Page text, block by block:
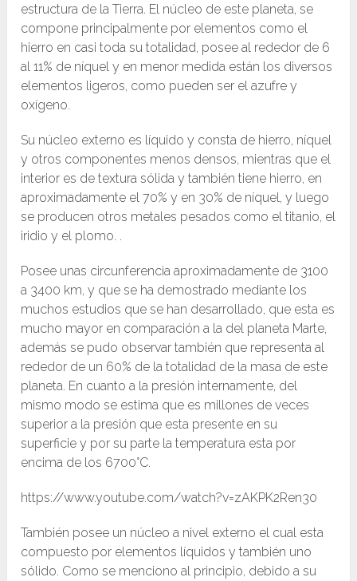
estructura de la Tierra. El núcleo de este planeta, se
compone principalmente por elementos como el
hierro en casi toda su totalidad, posee al rededor de 6
al 11% de níquel y en menor medida están los diversos
elementos ligeros, como pueden ser el azufre y
oxígeno.
Su núcleo externo es líquido y consta de hierro, níquel
y otros componentes menos densos, mientras que el
interior es de textura sólida y también tiene hierro, en
aproximadamente el 70% y en 30% de níquel, y luego
se producen otros metales pesados ​​como el titanio, el
iridio y el plomo. .
Posee unas circunferencia aproximadamente de 3100
a 3400 km, y que se ha demostrado mediante los
muchos estudios que se han desarrollado, que esta es
mucho mayor en comparación a la del planeta Marte,
además se pudo observar también que representa al
rededor de un 60% de la totalidad de la masa de este
planeta. En cuanto a la presión internamente, del
mismo modo se estima que es millones de veces
superior a la presión que esta presente en su
superficie y por su parte la temperatura esta por
encima de los 6700°C.
https://www.youtube.com/watch?v=zAKPK2Ren30
También posee un núcleo a nivel externo el cual esta
compuesto por elementos líquidos y también uno
sólido. Como se menciono al principio, debido a su